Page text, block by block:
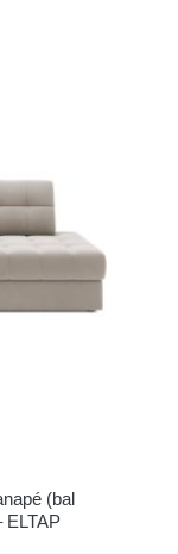
(bal
ELTAP